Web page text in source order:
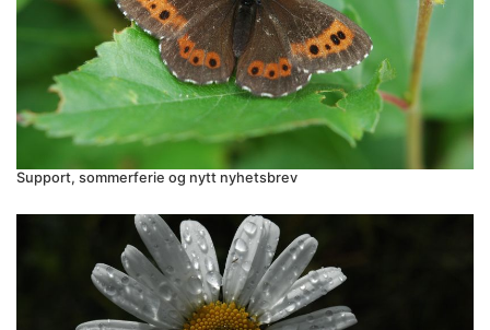
Support, sommerferie og nytt nyhetsbrev